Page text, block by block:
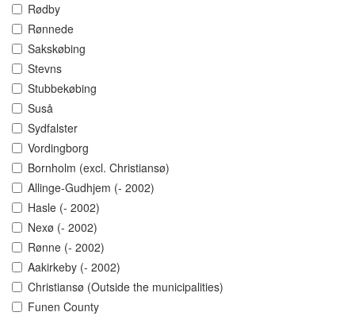
Rødby
Rønnede
Sakskøbing
Stevns
Stubbekøbing
Suså
Sydfalster
Vordingborg
Bornholm (excl. Christiansø)
Allinge-Gudhjem (- 2002)
Hasle (- 2002)
Nexø (- 2002)
Rønne (- 2002)
Aakirkeby (- 2002)
Christiansø (Outside the municipalities)
Funen County